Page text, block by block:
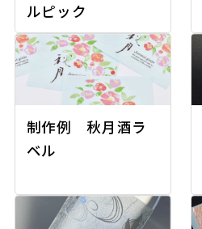
ルピック
制作例 秋月酒ラ
ベル